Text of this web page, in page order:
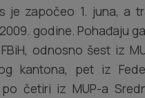
je započeo 1. juna, a
godine. Pohađaju
odnosno šest iz
kantona, pet iz
četiri iz MUP-a